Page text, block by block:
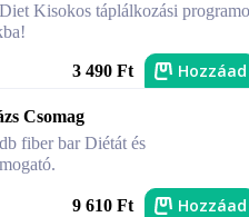
Kisokos táplálkozási
3 490 Ft Hozzáad
Csomag
fiber bar Diétát és
9 610 Ft Hozzáad